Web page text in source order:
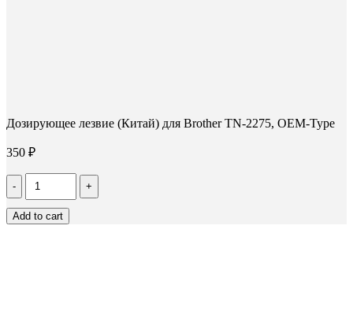
Дозирующее лезвие (Китай) для Brother TN-2275, OEM-Type
350 ₽
Количество
Дозирующее
лезвие
(Китай)
Add to cart